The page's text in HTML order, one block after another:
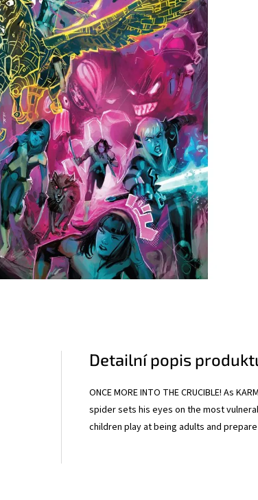
Detailní popis
ONCE MORE INTO THE CRUCIBLE! As
spider sets his eyes on the most
children play at being adults and